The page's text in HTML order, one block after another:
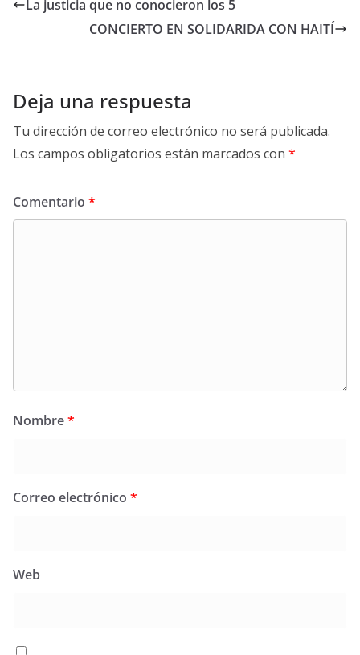
La justicia que no conocieron los 5
CONCIERTO EN SOLIDARIDA CON HAITÍ
Deja una respuesta
Tu dirección de correo electrónico no será publicada.
Los campos obligatorios están marcados con *
Comentario *
Nombre*
Correo electrónico *
Web